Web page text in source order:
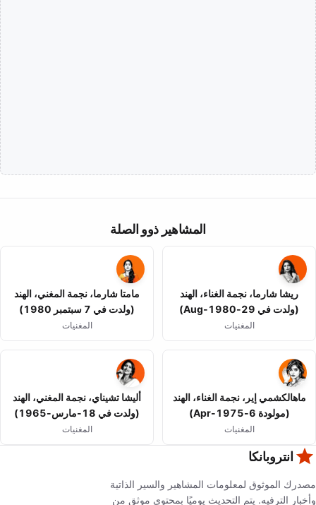
المشاهير ذوو الصلة
ريشا شارما، نجمة الغناء، الهند
(ولدت في 29-Aug-1980)
المغنيات
مامتا شارما، نجمة المغني، الهند
(ولدت في 7 سبتمبر 1980)
المغنيات
ماهالكشمي إير، نجمة الغناء، الهند
(مولودة 6-Apr-1975)
المغنيات
أليشا تشيناي، نجمة المغني، الهند
(ولدت في 18-مارس-1965)
المغنيات
انتروبانكا
مصدرك الموثوق لمعلومات المشاهير والسير الذاتية
وأخبار الترفيه. يتم التحديث يوميًا بمحتوى موثق من